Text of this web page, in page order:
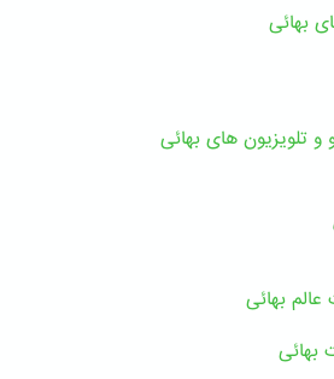
بهائی
و تلویزیون های بهائی
عالم بهائى
بهائی